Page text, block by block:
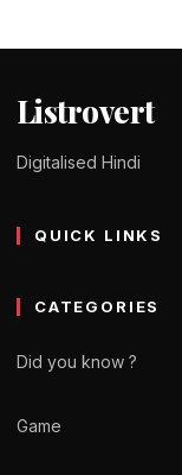
Listrovert
Digitalised Hindi
QUICK LINKS
CATEGORIES
Did you know ?
Game